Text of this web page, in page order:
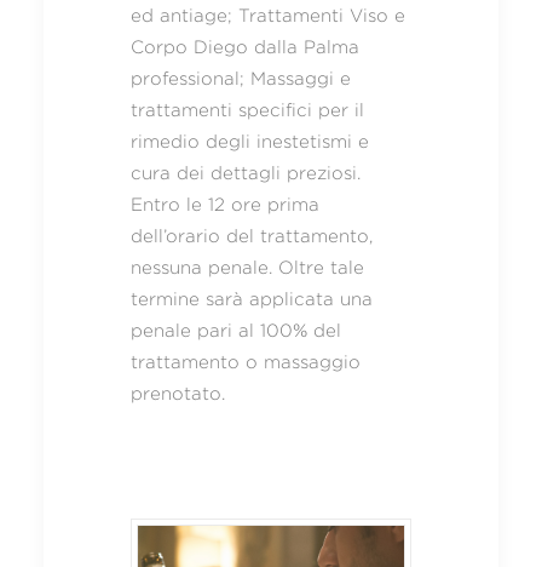
ed antiage; Trattamenti Viso e
Corpo Diego dalla Palma
professional; Massaggi e
trattamenti specifici per il
rimedio degli inestetismi e
cura dei dettagli preziosi.
Entro le 12 ore prima
dell’orario del trattamento,
nessuna penale. Oltre tale
termine sarà applicata una
penale pari al 100% del
trattamento o massaggio
prenotato.